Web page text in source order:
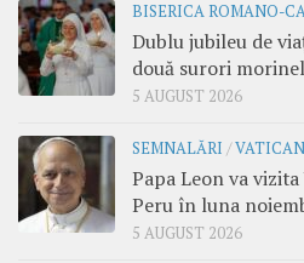
BISERICA ROMANO-
Dublu jubileu de
două surori
5 AUGUST 2026
SEMNALĂRI /VATICAN
Papa Leon va
Peru în luna
5 AUGUST 2026